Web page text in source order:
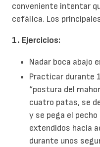
conveniente intentar
cefálica. Los
1. Ejercicios:
Nadar boca abajo
Practicar durante
“postura del
cuatro patas, se
y se pega el
extendidos hacia
durante unos